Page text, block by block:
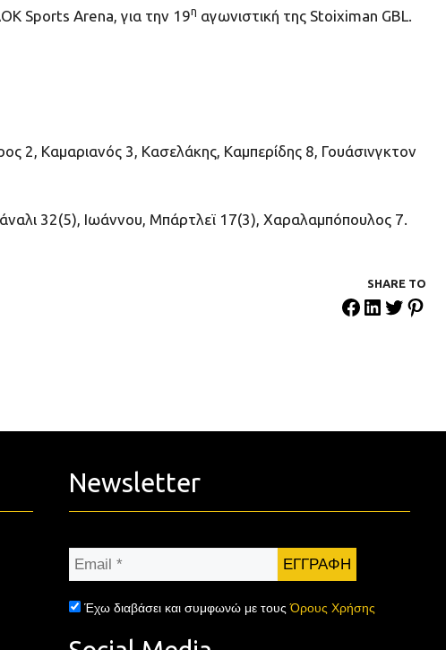
Sports Arena, για την 19η αγωνιστική της Stoiximan GBL.
2, Καμαριανός 3, Κασελάκης, Καμπερίδης 8, Γουάσινγκτον
32(5), Ιωάννου, Μπάρτλεϊ 17(3), Χαραλαμπόπουλος 7.
SHARE ΤΟ
Newsletter
Email
Έχω διαβάσει και συμφωνώ με τουςΌρους Χρήσης